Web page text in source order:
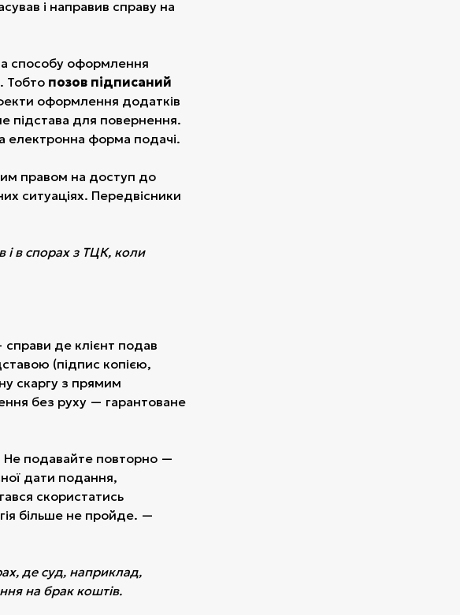
і направив справу на
способу оформлення
Тобто позов підписаний
оформлення додатків
підстава для повернення.
електронна форма подачі.
правом на доступ до
ситуаціях. Передвісники
і в спорах з ТЦК, коли
де клієнт подав
(підпис копією,
скаргу з прямим
без руху — гарантоване
Не подавайте повторно —
дати подання,
скористатись
більше не пройде. —
де суд, наприклад,
на брак коштів.